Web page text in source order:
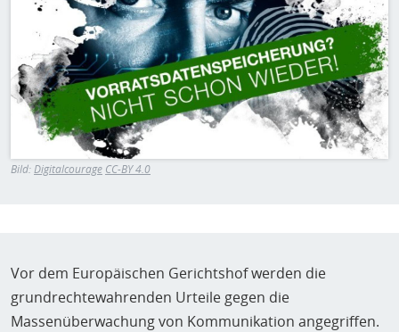
Bild:Digitalcourage CC-BY 4.0
Vor dem Europäischen Gerichtshof werden die
grundrechtewahrenden Urteile gegen die
Massenüberwachung von Kommunikation angegriffen.